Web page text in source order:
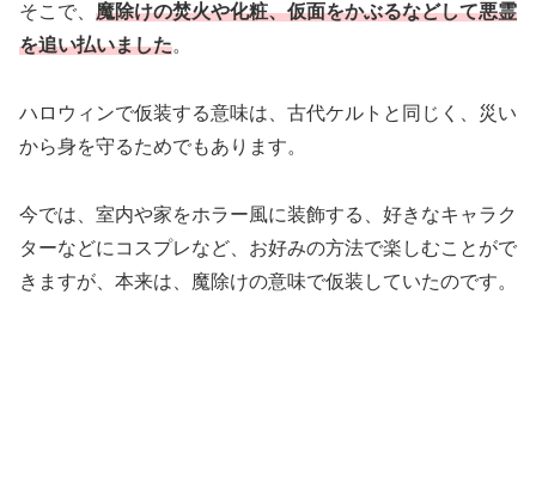
そこで、 魔除けの焚火や化粧、仮面をかぶるなどして悪霊
を追い払いました。
ハロウィンで仮装する意味は、古代ケルトと同じく、災い
から身を守るためでもあります。
今では、室内や家をホラー風に装飾する、好きなキャラク
ターなどにコスプレなど、お好みの方法で楽しむことがで
きますが、本来は、魔除けの意味で仮装していたのです。